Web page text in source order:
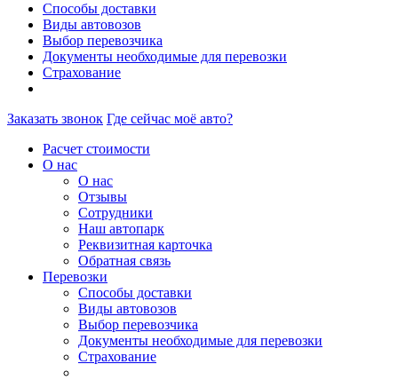
Способы доставки
Виды автовозов
Выбор перевозчика
Документы необходимые для перевозки
Страхование
Заказать звонок Где сейчас моё авто?
Расчет стоимости
О нас
О нас
Отзывы
Сотрудники
Наш автопарк
Реквизитная карточка
Обратная связь
Перевозки
Способы доставки
Виды автовозов
Выбор перевозчика
Документы необходимые для перевозки
Страхование